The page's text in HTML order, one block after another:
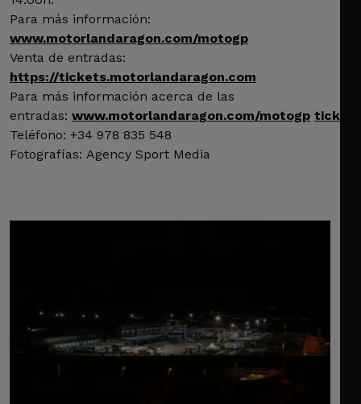
Para más información:
www.motorlandaragon.com/motogp
Venta de entradas:
https://tickets.motorlandaragon.com
Para más información acerca de las
entradas: www.motorlandaragon.com/motogp
Teléfono: +34 978 835 548
Fotografías: Agency Sport Media